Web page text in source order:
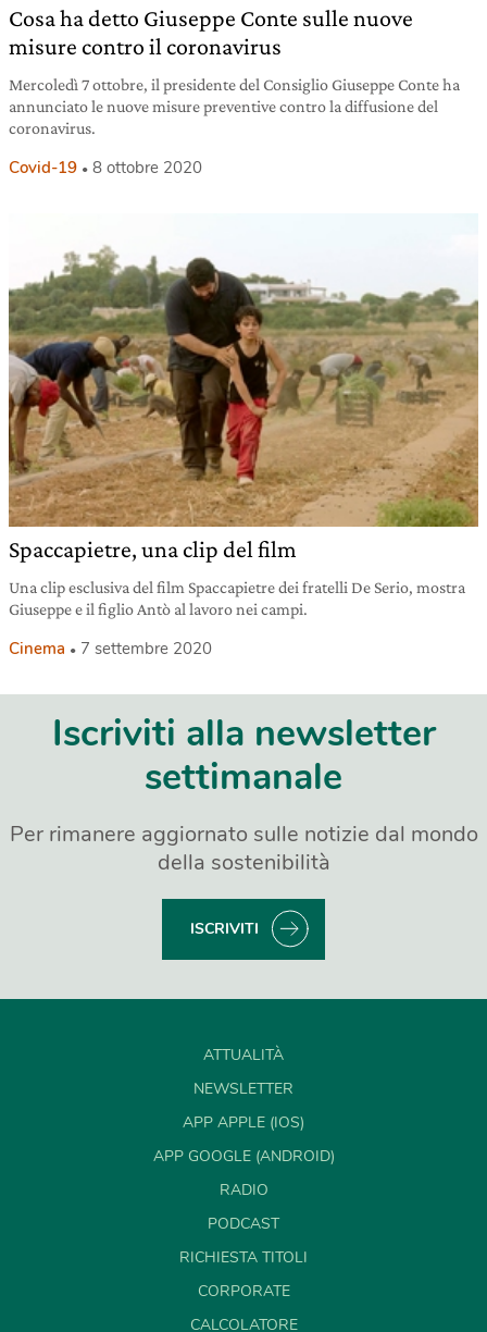
Cosa ha detto Giuseppe Conte sulle nuove
misure contro il coronavirus
Mercoledì 7 ottobre, il presidente del Consiglio Giuseppe Conte ha
annunciato le nuove misure preventive contro la diffusione del
coronavirus.
Covid-19 8 ottobre 2020
Spaccapietre, una clip del film
Una clip esclusiva del film Spaccapietre dei fratelli De Serio, mostra
Giuseppe e il figlio Antò al lavoro nei campi.
Cinema 7 settembre 2020
Iscriviti alla newsletter
settimanale
Per rimanere aggiornato sulle notizie dal mondo
della sostenibilità
ISCRIVITI
ATTUALITÀ
NEWSLETTER
APP APPLE (IOS)
APP GOOGLE (ANDROID)
RADIO
PODCAST
RICHIESTA TITOLI
CORPORATE
CALCOLATORE